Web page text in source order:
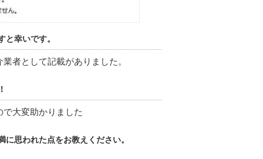
幸いです。
者として記載がありました。
大変助かりました
思われた点をお教えください。